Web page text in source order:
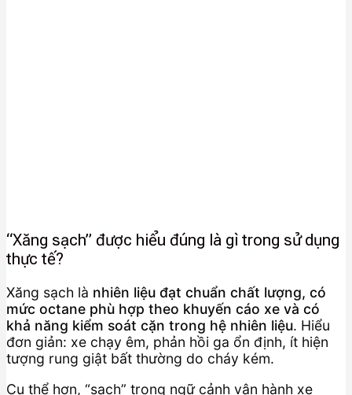
“Xăng sạch” được hiểu đúng là gì trong sử dụng
thực tế?
Xăng sạch là nhiên liệu đạt chuẩn chất lượng, có
mức octane phù hợp theo khuyến cáo xe và có
khả năng kiểm soát cặn trong hệ nhiên liệu. Hiểu
đơn giản: xe chạy êm, phản hồi ga ổn định, ít hiện
tượng rung giật bất thường do cháy kém.
Cụ thể hơn, “sạch” trong ngữ cảnh vận hành xe